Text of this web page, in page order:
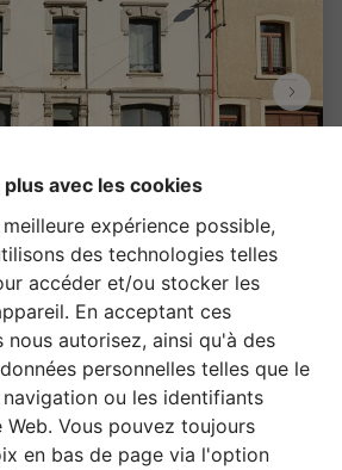
avec les cookies
expérience possible,
des technologies telles
accéder et/ou stocker les
En acceptant ces
nous autorisez, ainsi qu'à des
personnelles telles que le
ou les identifiants
Web. Vous pouvez toujours
en bas de page via l'option
8, 6830 Bouillon
   |